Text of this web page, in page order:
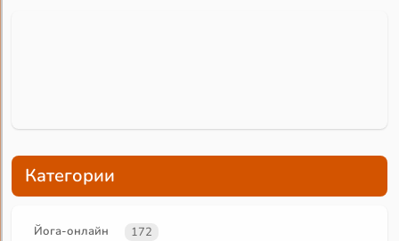
Категории
Йога-онлайн 172